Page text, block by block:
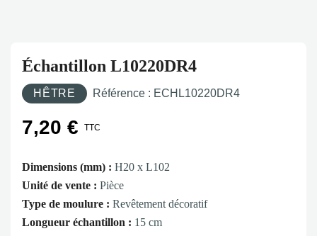
Échantillon L10220DR4
HÊTRE Référence : ECHL10220DR4
7,20 € TTC
Dimensions (mm) : H20 x L102
Unité de vente : Pièce
Type de moulure : Revêtement décoratif
Longueur échantillon : 15 cm